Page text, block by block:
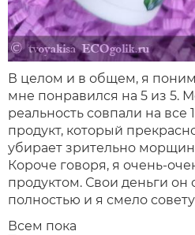
В целом и в общем, я
мне понравился на 5 из 5.
реальность совпали на все
продукт, который
убирает зрительно
Короче говоря, я очень-
продуктом. Свои деньги он
полностью и я смело
Всем пока